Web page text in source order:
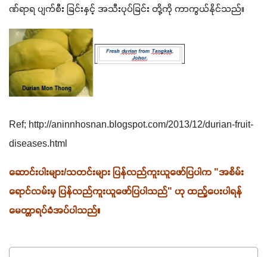
ဏ်ရာရ ပျက်စီး ခြင်းနှင့် အသီးပုပ်ခြင်း တို့ကို ကာကွယ်နိုင်သည်။
Ref; http://aninnhosnan.blogspot.com/2013/12/durian-fruit-
diseases.html
ဆောင်းပါးများ/သတင်းများ ပြန်လည်ကူးယူဖော်ပြပါက "အစိမ်း
ရောင်လမ်းမှ ပြန်လည်ကူးယူဖော်ပြပါသည်" ဟု ထည့်ပေးပါရန်
မေတ္တာရပ်ခံအပ်ပါသည်။